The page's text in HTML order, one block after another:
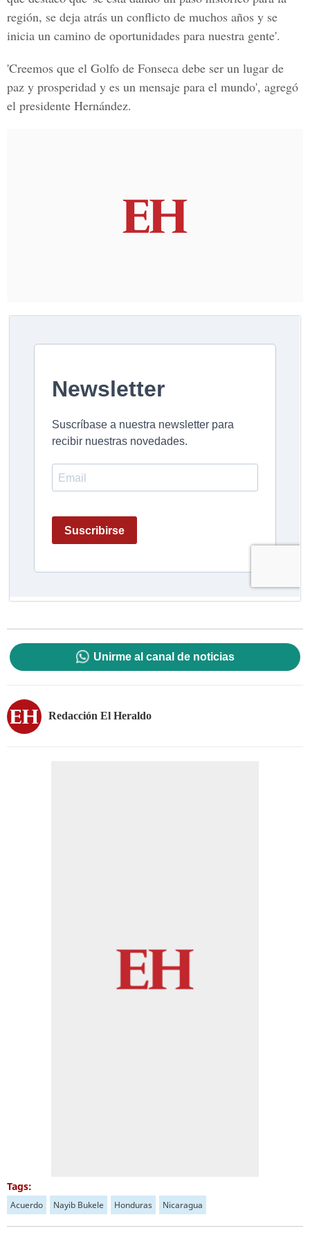
región, se deja atrás un conflicto de muchos años y se
inicia un camino de oportunidades para nuestra gente'.
'Creemos que el Golfo de Fonseca debe ser un lugar de
paz y prosperidad y es un mensaje para el mundo', agregó
el presidente Hernández.
Unirme al canal de noticias
Redacción El Heraldo
Tags:
Acuerdo Nayib Bukele Honduras Nicaragua